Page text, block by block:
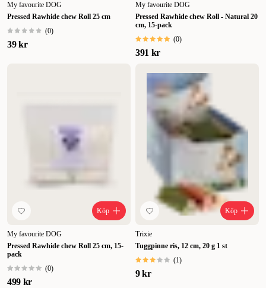
My favourite DOG
Pressed Rawhide chew Roll 25 cm
(0)
39 kr
My favourite DOG
Pressed Rawhide chew Roll - Natural 20
cm, 15-pack
(0)
391 kr
Köp
My favourite DOG
Pressed Rawhide chew Roll 25 cm, 15-
pack
(0)
499 kr
Köp
Trixie
Tuggpinne ris, 12 cm, 20 g 1 st
(1)
9 kr